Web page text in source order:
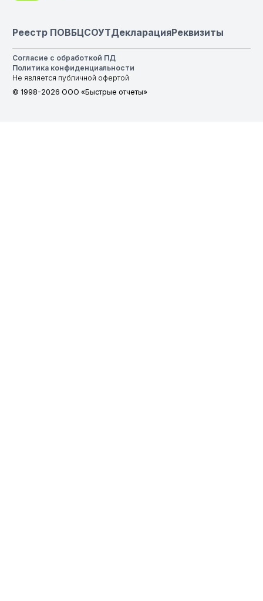
Реестр ПОВБЦСОУТДекларацияРеквизиты
Согласие с обработкой ПД
Политика конфиденциальности
Не является публичной офертой
© 1998-2026 ООО «Быстрые отчеты»